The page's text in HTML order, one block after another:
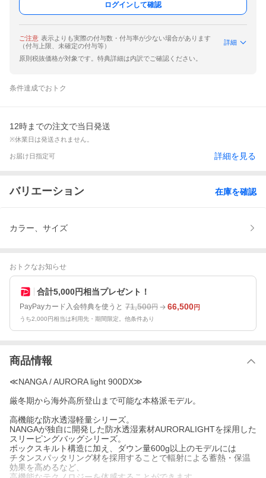
ログインして確認
ご注意 表示よりも実際の付与数・付与率が少ない場合があります
（付与上限、未確定の付与等）
詳細
原則税抜価格が対象です。特典詳細は内訳でご確認ください。
条件達成でおトク
12時までの注文で当日発送
※休業日は発送されません。
お届け日指定可 詳細を見る
バリエーション 在庫を確認
カラー、サイズ
おトクなお知らせ
合計5,000円相当プレゼント！
PayPayカード入会特典を使うと 71,500円 66,500円
うち2,000円相当は利用先・期間限定。他条件あり
商品情報
≪NANGA / AURORA light 900DX≫
厳冬期から海外高所登山まで可能な本格派モデル。
高機能な防水透湿軽量シリーズ。
NANGAが独自に開発した防水透湿素材AURORALIGHTを採用した
スリーピングバッグシリーズ。
ボックスキルト構造に加え、ダウン量600g以上のモデルには
チタンスパッタリング材を採用することで輻射による蓄熱・保温
効果を高めるなど、